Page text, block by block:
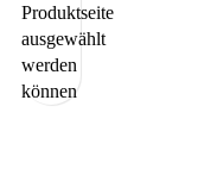
Produktseite
ausgewählt
werden
können